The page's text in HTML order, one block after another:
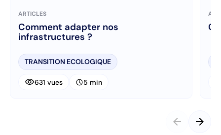
ARTICLES
Comment adapter nos
infrastructures ?
TRANSITION ECOLOGIQUE
visibility631 vues schedule5 min
arrow_back arrow_forward